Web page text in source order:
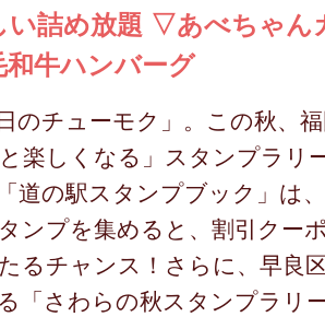
い詰め放題 ▽あべちゃん
和牛ハンバーグ
のチューモク」。この秋、
楽しくなる」スタンプラリ
道の駅スタンプブック」は
ンプを集めると、割引クー
るチャンス！さらに、早良
「さわらの秋スタンプラリ